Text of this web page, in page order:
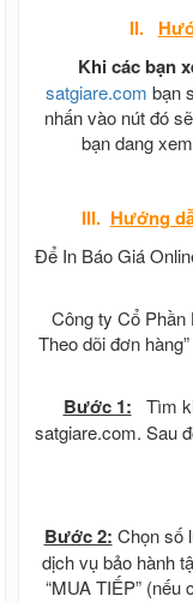
II.
Khi các bạn
satgiare.com bạn
nhấn vào nút đó
bạn dang
III. Hướng
Để In Báo Giá
Công ty Cổ Phần
Theo dõi đơn
Bước 1: Tìm
satgiare.com. Sau
Bước 2: Chọn số
dịch vụ bảo hành
“MUA TIẾP”